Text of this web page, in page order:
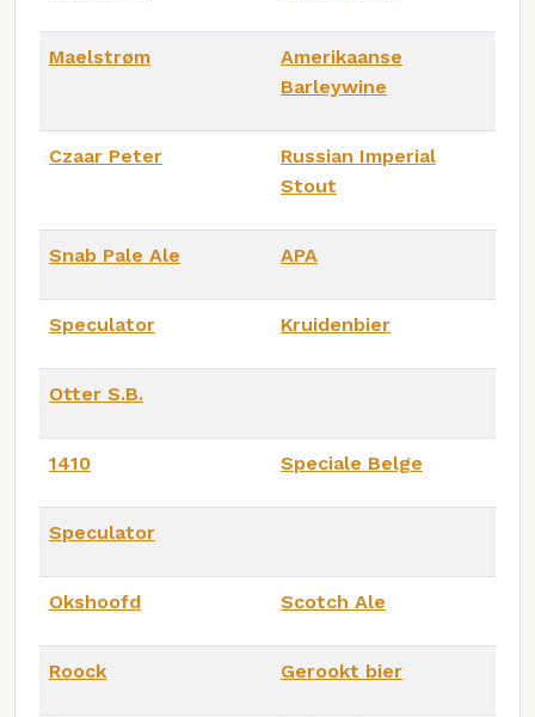
Maelstrøm
Amerikaanse
Barleywine
Czaar Peter
Russian Imperial
Stout
Snab Pale Ale APA
Speculator Kruidenbier
Otter S.B.
1410 Speciale Belge
Speculator
Okshoofd Scotch Ale
Roock Gerookt bier